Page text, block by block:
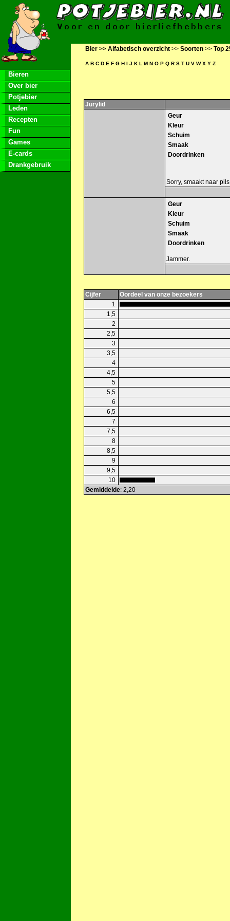
Bieren
Over bier
Potjebier
Leden
Recepten
Fun
Games
E-cards
Drankgebruik
Bier >> Alfabetisch overzicht >> Soorten >> Top
A B C D E F G H I J K L M N O P Q R S T U V W X Y Z
Jurylid
Geur
Kleur
Schuim
Smaak
Doordrinken
Sorry, smaakt naar
Geur
Kleur
Schuim
Smaak
Doordrinken
Jammer.
Cijfer
Oordeel van onze bezoekers
1
1,5
2
2,5
3
3,5
4
4,5
5
5,5
6
6,5
7
7,5
8
8,5
9
9,5
10
Gemiddelde: 2,20